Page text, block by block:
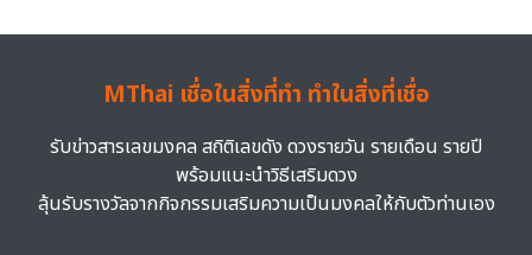
MThai เชื่อในสิ่งที่ทำ ทำในสิ่งที่เชื่อ
รับข่าวสารเลขมงคล สถิติเลขดัง ดวงรายวัน รายเดือน รายปี
พร้อมแนะนำวิธีเสริมดวง
ลุ้นรับรางวัลจากกิจกรรมเสริมความเป็นมงคลให้กับตัวท่านเอง